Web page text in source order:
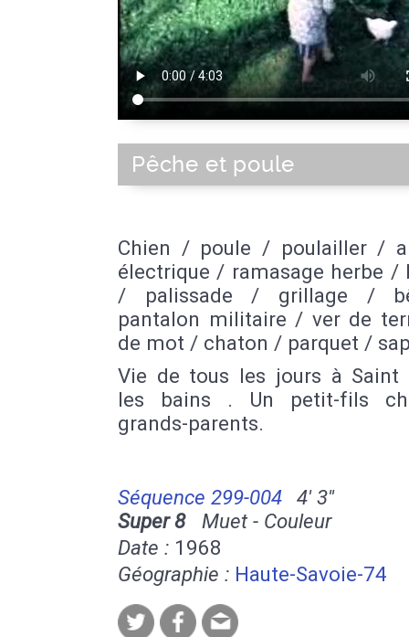
Pêche et poule
Chien / poule / poulailler /
électrique / ramasage herbe /
/ palissade / grillage /
pantalon militaire / ver de
de mot / chaton / parquet /
Vie de tous les jours à Saint
les bains . Un petit-fils
grands-parents.
Séquence 299-004
4' 3''
Super 8Muet - Couleur
Date : 1968
Géographie : Haute-Savoie-74